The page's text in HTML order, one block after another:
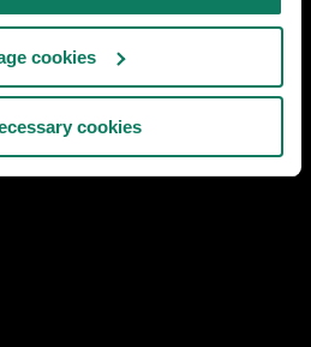
cookies
cookies
simulation